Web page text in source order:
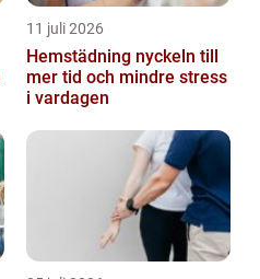
11 juli 2026
Hemstädning nyckeln till
mer tid och mindre stress
i vardagen